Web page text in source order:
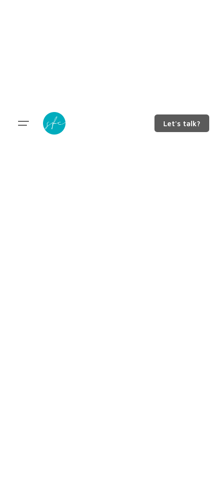
Let's talk?